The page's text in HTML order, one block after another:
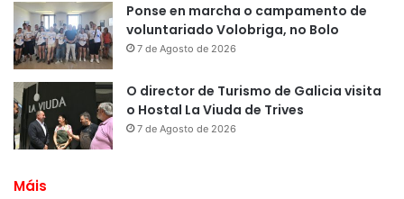
Ponse en marcha o campamento de
voluntariado Volobriga, no Bolo
7 de Agosto de 2026
O director de Turismo de Galicia visita
o Hostal La Viuda de Trives
7 de Agosto de 2026
Máis